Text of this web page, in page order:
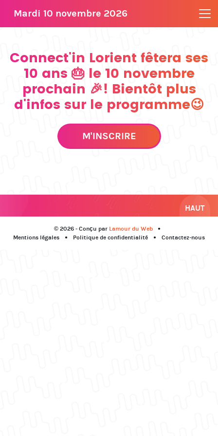
Mardi 10 novembre 2026
Connect'in Lorient fêtera ses
10 ans 🎂 le 10 novembre
prochain 🎉! Bientôt plus
d'infos sur le programme😉
M'INSCRIRE
HAUT
© 2026 - Conçu par Lamour du Web
Mentions légales
Politique de confidentialité Contactez-nous